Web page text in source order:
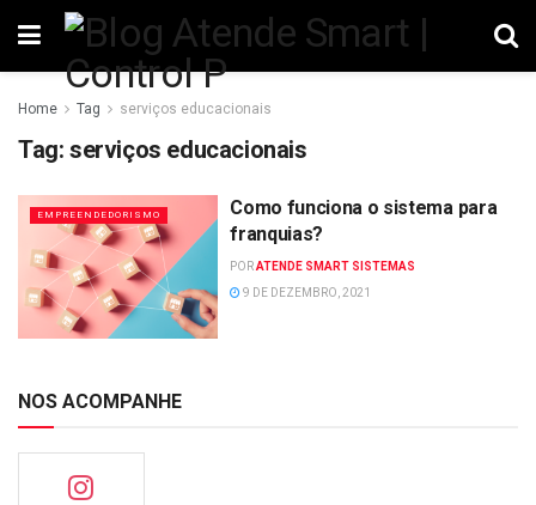
Home Tag serviços educacionais
Tag: serviços educacionais
EMPREENDEDORISMO
Como funciona o sistema para
franquias?
PORATENDE SMART SISTEMAS
9 DE DEZEMBRO, 2021
NOS ACOMPANHE